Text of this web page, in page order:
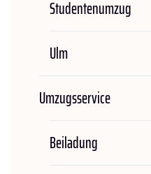
Studentenumzug
Ulm
Umzugsservice
Beiladung